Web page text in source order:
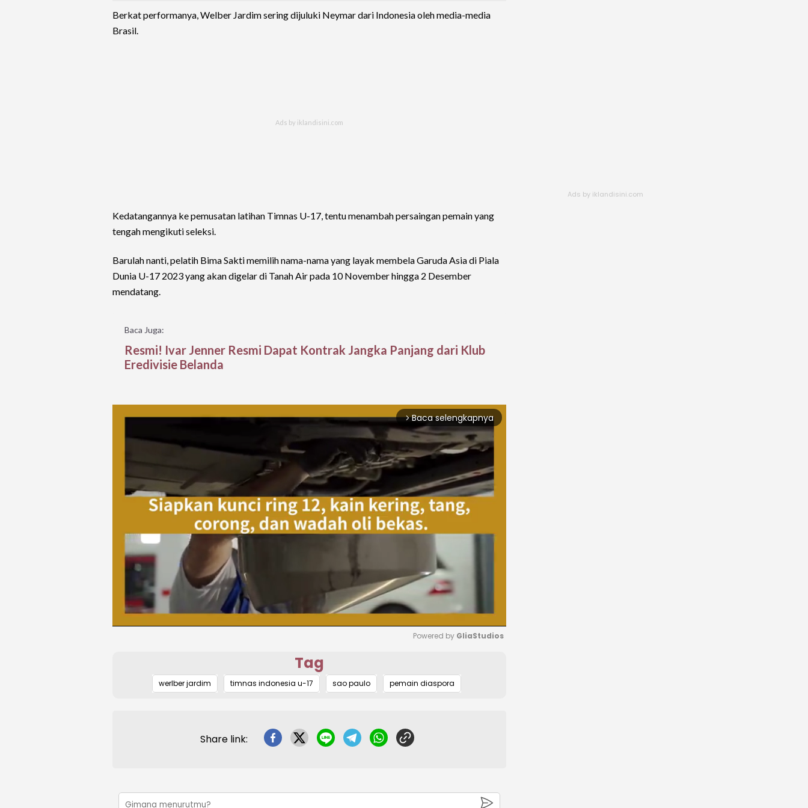
Berkat performanya, Welber Jardim sering dijuluki Neymar dari Indonesia oleh media-media
Brasil.
Kedatangannya ke pemusatan latihan Timnas U-17, tentu menambah persaingan pemain yang
tengah mengikuti seleksi.
Barulah nanti, pelatih Bima Sakti memilih nama-nama yang layak membela Garuda Asia di Piala
Dunia U-17 2023 yang akan digelar di Tanah Air pada 10 November hingga 2 Desember
mendatang.
Baca Juga:
Resmi! Ivar Jenner Resmi Dapat Kontrak Jangka Panjang dari Klub
Eredivisie Belanda
arrow_forward_ios Baca selengkapnya
Powered by GliaStudios
Tag
werlber jardim timnas indonesia u-17 sao paulo pemain diaspora
Share link: